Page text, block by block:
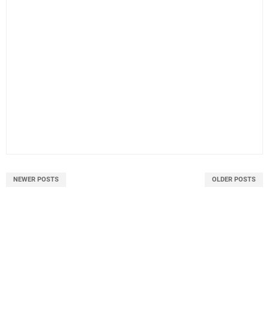
NEWER POSTS OLDER POSTS